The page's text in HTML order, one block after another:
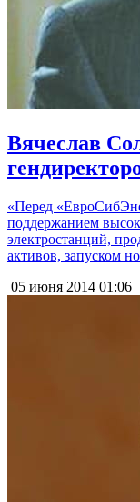
Вячеслав
«Перед
поддержанием
электростанций,
активов, запуском
05 июня 2014 01:06